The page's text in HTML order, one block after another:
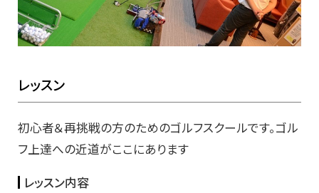
レッスン
初心者＆再挑戦の方のためのゴルフスクールです。ゴル
フ上達への近道がここにあります
レッスン内容